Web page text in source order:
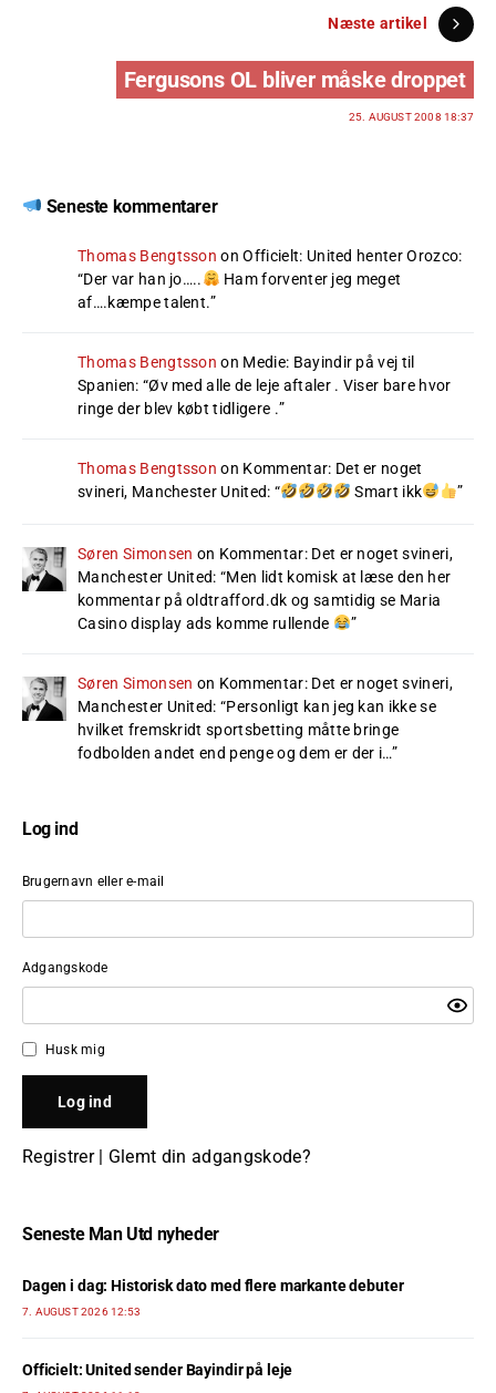
Næste artikel
Fergusons OL bliver måske droppet
25. AUGUST 2008 18:37
Seneste kommentarer
Thomas Bengtsson onOfficielt: United henter Orozco:
“Der var han jo…..
Ham forventer jeg meget
af….kæmpe talent.”
Thomas Bengtsson on Medie: Bayindir på vej til
Spanien: “Øv med alle de leje aftaler . Viser bare hvor
ringe der blev købt tidligere .”
Thomas Bengtsson on Kommentar: Det er noget
svineri, Manchester United: “ Smart ikk ”
Søren Simonsen on Kommentar: Det er noget svineri,
Manchester United: “Men lidt komisk at læse den her
kommentar på oldtrafford.dk og samtidig se Maria
Casino display ads komme rullende
”
Søren Simonsen on Kommentar: Det er noget svineri,
Manchester United: “Personligt kan jeg kan ikke se
hvilket fremskridt sportsbetting måtte bringe
fodbolden andet end penge og dem er der i…”
Log ind
Brugernavn eller e-mail
Adgangskode
Husk mig
Registrer| Glemt din adgangskode?
Seneste Man Utd nyheder
Dagen i dag: Historisk dato med flere markante debuter
7. AUGUST 2026 12:53
Officielt: United sender Bayindir på leje